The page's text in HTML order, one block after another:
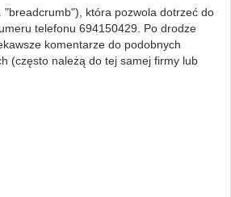
"breadcrumb"), która pozwola dotrzeć do
telefonu 694150429. Po drodze
komentarze do podobnych
(często należą do tej samej firmy lub